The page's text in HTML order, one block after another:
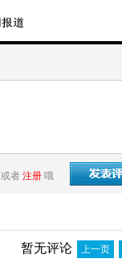
或者 注册 哦
暂无评论 上一页